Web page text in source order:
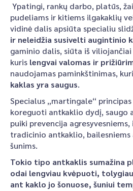
Ypatingi, rankų darbo, platūs,
pudeliams ir kitiems ilgakaklių
vidinė dalis apsiūta specialiu
ir neleidžia susivelti augintinio
gaminio dalis, siūta iš
kuris lengvai valomas ir
naudojamas paminkštinimas,
kaklas yra saugus.
Specialus „martingale“
koreguoti antkaklio dydį, saugo
puiki prevencija
tradicinio antkaklio, bailesniems
šunims.
Tokio tipo antkaklis sumažina
odai lengviau kvėpuoti,
ant kaklo jo šonuose, šuniui